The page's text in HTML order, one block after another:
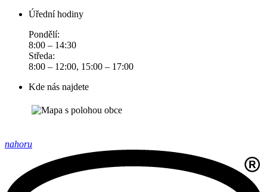
Úřední hodiny
Pondělí:
8:00 – 14:30
Středa:
8:00 – 12:00, 15:00 – 17:00
Kde nás najdete
nahoru